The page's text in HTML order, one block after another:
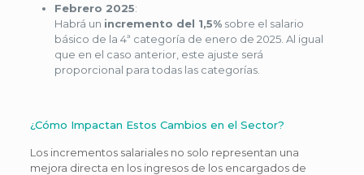
Febrero 2025:
Habrá un incremento del 1,5%sobre el salario
básico de la 4ª categoría de enero de 2025. Al igual
que en el caso anterior, este ajuste será
proporcional para todas las categorías.
¿Cómo Impactan Estos Cambios en el Sector?
Los incrementos salariales no solo representan una
mejora directa en los ingresos de los encargados de